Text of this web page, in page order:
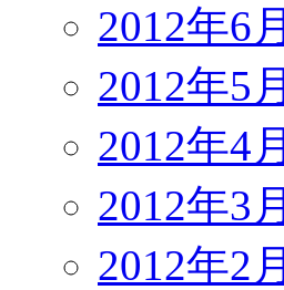
2012年6月
2012年5月
2012年4月
2012年3月
2012年2月